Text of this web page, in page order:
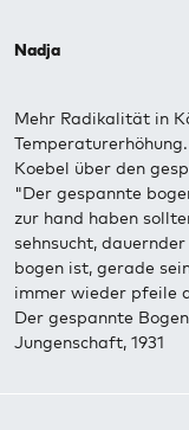
Nadja
Mehr Radikalität in
Koebel über den
"Der gespannte
zur hand haben
sehnsucht,
bogen ist, gerade
immer wieder pfeile
Der gespannte
Jungenschaft, 1931